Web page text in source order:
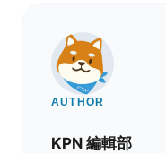
AUTHOR
KPN 編輯部